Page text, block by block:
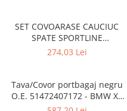
Panou acoperire trigger
Rama radiator
SET COVOARASE CAUCIUC
SPATE SPORTLINE
NEGRU/ROSU "All-Weather"
274,03 Lei
Tava/Covor portbagaj negru
O.E. 51472407172 - BMW X1
F48